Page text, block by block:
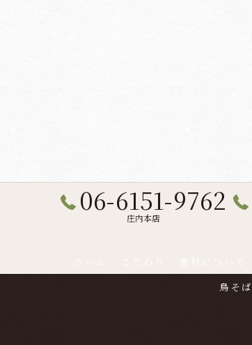
06-6151-9762
庄内本店
鳥そば